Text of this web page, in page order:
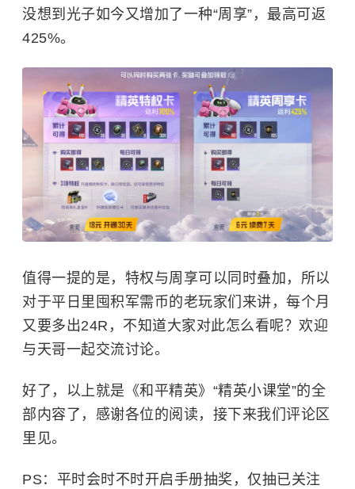
没想到光子如今又增加了一种“周享”，最高可返
425%。
值得一提的是，特权与周享可以同时叠加，所以
对于平日里囤积军需币的老玩家们来讲，每个月
又要多出24R，不知道大家对此怎么看呢？欢迎
与天哥一起交流讨论。
好了，以上就是《和平精英》“精英小课堂”的全
部内容了，感谢各位的阅读，接下来我们评论区
里见。
PS：平时会时不时开启手册抽奖，仅抽已关注